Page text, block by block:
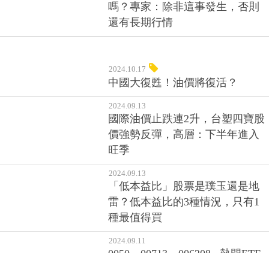
嗎？專家：除非這事發生，否則
還有長期行情
2024.10.17
中國大復甦！油價將復活？
2024.09.13
國際油價止跌連2升，台塑四寶股
價強勢反彈，高層：下半年進入
旺季
2024.09.13
「低本益比」股票是璞玉還是地
雷？低本益比的3種情況，只有1
種最值得買
2024.09.11